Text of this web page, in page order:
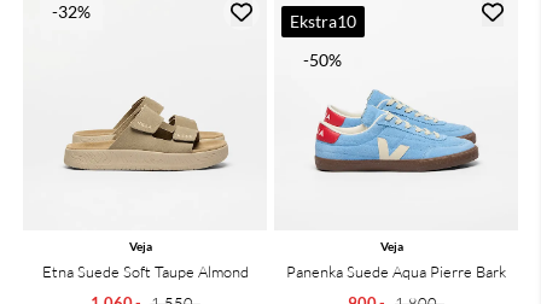
-32%
Veja
Etna Suede Soft Taupe Almond
Ekstra10
-50%
Veja
Panenka Suede Aqua Pierre Bark